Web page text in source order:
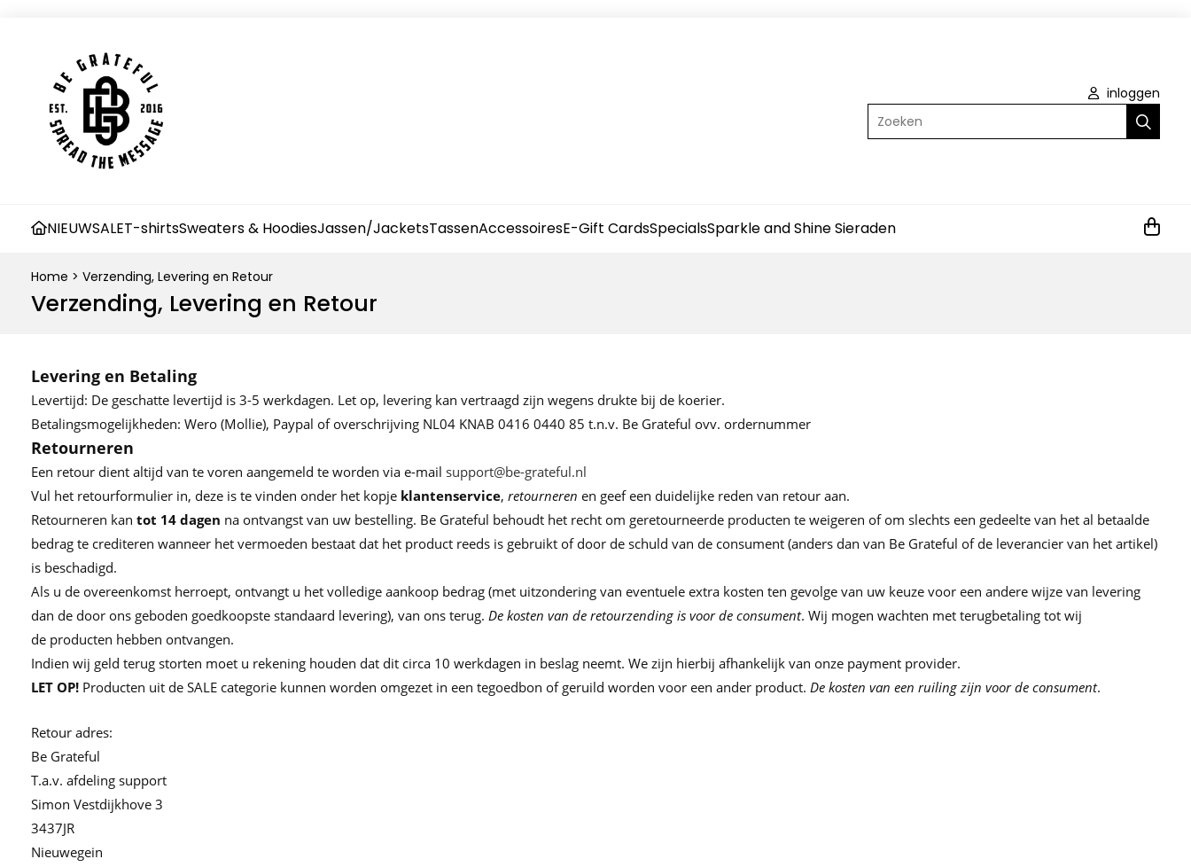
inloggen
Zoeken
NIEUWSALET-shirtsSweaters & HoodiesJassen/JacketsTassenAccessoiresE-Gift CardsSpecialsSparkle and Shine Sieraden
Home > Verzending, Levering en Retour
Verzending, Levering en Retour
Levering en Betaling
Levertijd: De geschatte levertijd is 3-5 werkdagen. Let op, levering kan vertraagd zijn wegens drukte bij de koerier.
Betalingsmogelijkheden: Wero (Mollie), Paypal of overschrijving NL04 KNAB 0416 0440 85 t.n.v. Be Grateful ovv. ordernummer
Retourneren
Een retour dient altijd van te voren aangemeld te worden via e-mail support@be-grateful.nl
Vul het retourformulier in, deze is te vinden onder het kopje klantenservice, retourneren en geef een duidelijke reden van retour aan.
Retourneren kan tot 14 dagen na ontvangst van uw bestelling. Be Grateful behoudt het recht om geretourneerde producten te weigeren of om slechts een gedeelte van het al betaalde
bedrag te crediteren wanneer het vermoeden bestaat dat het product reeds is gebruikt of door de schuld van de consument (anders dan van Be Grateful of de leverancier van het artikel)
is beschadigd.
Als u de overeenkomst herroept, ontvangt u het volledige aankoop bedrag (met uitzondering van eventuele extra kosten ten gevolge van uw keuze voor een andere wijze van levering
dan de door ons geboden goedkoopste standaard levering), van ons terug. De kosten van de retourzending is voor de consument. Wij mogen wachten met terugbetaling tot wij
de producten hebben ontvangen.
Indien wij geld terug storten moet u rekening houden dat dit circa 10 werkdagen in beslag neemt. We zijn hierbij afhankelijk van onze payment provider.
LET OP! Producten uit de SALE categorie kunnen worden omgezet in een tegoedbon of geruild worden voor een ander product. De kosten van een ruiling zijn voor de consument.
Retour adres:
Be Grateful
T.a.v. afdeling support
Simon Vestdijkhove 3
3437JR
Nieuwegein